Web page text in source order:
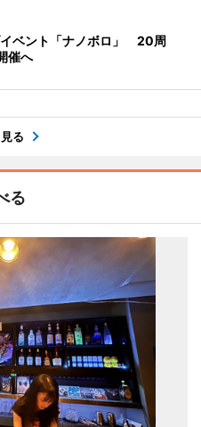
ベント「ナノボロ」 20周
催へ
る
る